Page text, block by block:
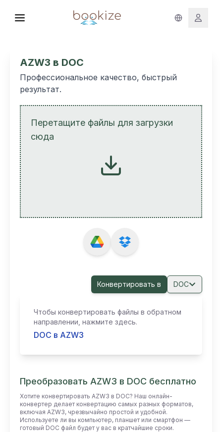
AZW3 в DOC
Профессиональное качество, быстрый
результат.
Перетащите файлы для загрузки
сюда
Конвертировать в DOC
Чтобы конвертировать файлы в обратном
направлении, нажмите здесь.
DOC в AZW3
Преобразовать AZW3 в DOC бесплатно
Хотите конвертировать AZW3 в DOC? Наш онлайн-
конвертер делает конвертацию самых разных форматов,
включая AZW3, чрезвычайно простой и удобной.
Используете ли вы компьютер, планшет или смартфон —
готовый DOC файл будет у вас в кратчайшие сроки.